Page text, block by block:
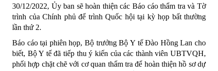
30/12/2022, Ủy ban sẽ hoàn thiện các Báo cáo thẩm tra và Tờ
trình của Chính phủ để trình Quốc hội tại kỳ họp bất thường
lần thứ 2.
Báo cáo tại phiên họp, Bộ trưởng Bộ Y tế Đào Hồng Lan cho
biết, Bộ Y tế đã tiếp thu ý kiến của các thành viên UBTVQH,
phối hợp chặt chẽ với cơ quan thẩm tra để hoàn thiện hồ sơ dự